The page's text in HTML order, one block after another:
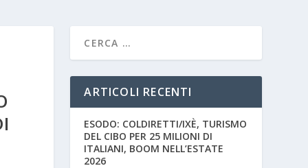
ARTICOLI RECENTI
ESODO: COLDIRETTI/IXÈ, TURISMO
DEL CIBO PER 25 MILIONI DI
ITALIANI, BOOM NELL’ESTATE
2026